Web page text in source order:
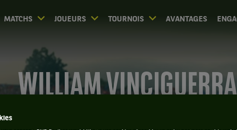
MATCHS JOUEURS TOURNOIS AVANTAGES
WILLIAM VINCIGUERRA